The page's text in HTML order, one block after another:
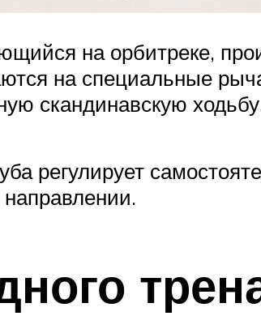
на орбитреке,
на специальные
скандинавскую
регулирует